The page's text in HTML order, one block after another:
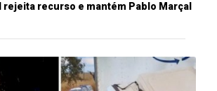
recurso e mantém Pablo Marçal